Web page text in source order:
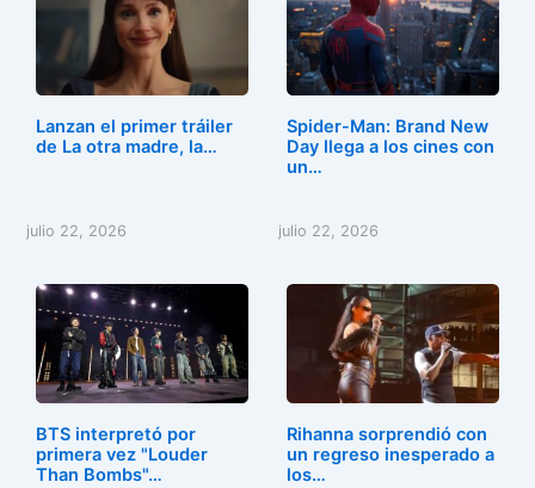
Lanzan el primer tráiler
de La otra madre, la…
julio 22, 2026
Spider-Man: Brand New
Day llega a los cines con
un…
julio 22, 2026
BTS interpretó por
primera vez "Louder
Than Bombs"…
Rihanna sorprendió con
un regreso inesperado a
los…